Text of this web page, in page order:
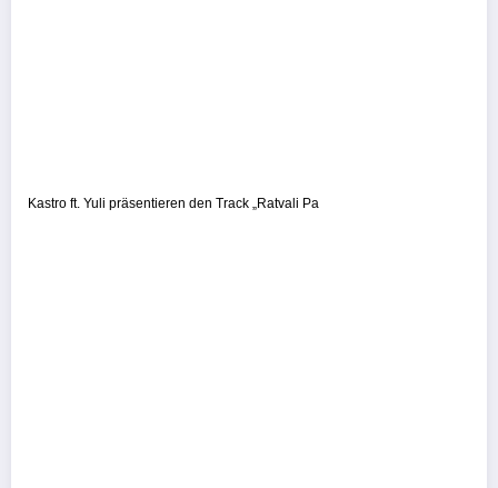
Kastro ft. Yuli präsentieren den Track „Ratvali Pa